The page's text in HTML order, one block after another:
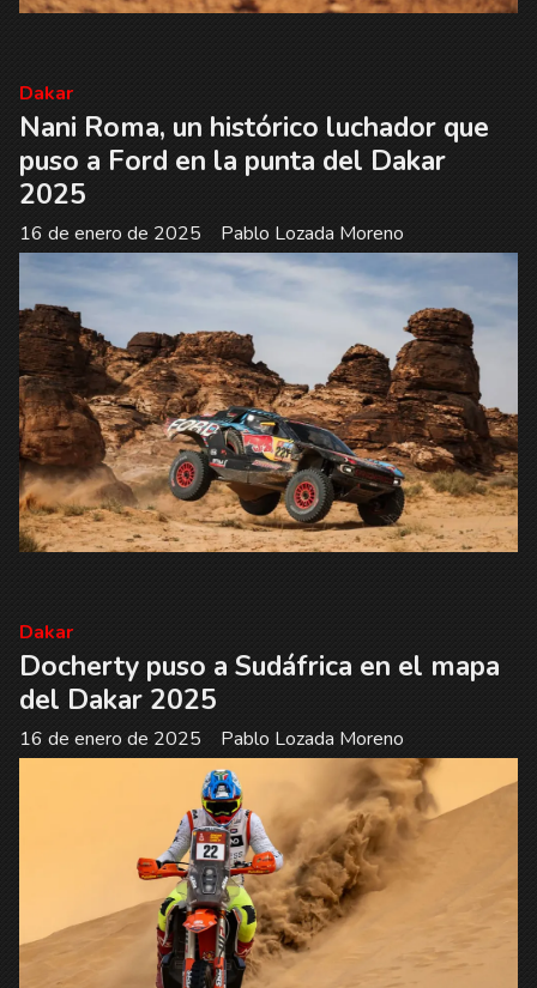
Nani Roma, un histórico luchador que
puso a Ford en la punta del Dakar
2025
Pablo Lozada Moreno
Dakar
16 de enero de 2025
Docherty puso a Sudáfrica en el mapa
del Dakar 2025
Pablo Lozada Moreno
Dakar
16 de enero de 2025